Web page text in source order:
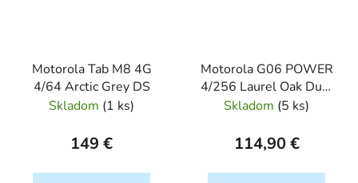
Motorola Tab M8 4G
4/64 Arctic Grey DS
Skladom (1 ks)
149 €
Motorola G06 POWER
4/256 Laurel Oak Dual
sim
Skladom (5 ks)
114,90 €